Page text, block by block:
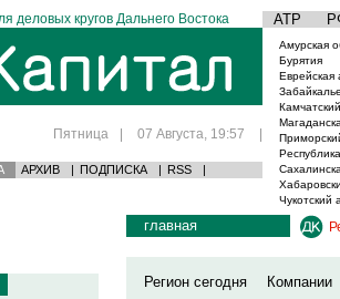
деловых кругов Дальнего Востока АТР
Пятница | 07 Августа, 19:57 |
АРХИВ | ПОДПИСКА | RSS |
Амурская
Бурятия
Еврейская
Чукотский
главная
Регион сегодня
Компании